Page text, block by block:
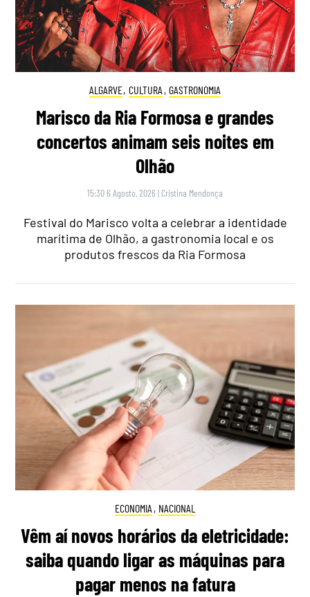
ALGARVE, CULTURA , GASTRONOMIA
Marisco da Ria Formosa e grandes
concertos animam seis noites em
Olhão
15:30 6 Agosto, 2026 | Cristina Mendonça
Festival do Marisco volta a celebrar a identidade
marítima de Olhão, a gastronomia local e os
produtos frescos da Ria Formosa
ECONOMIA , NACIONAL
Vêm aí novos horários da eletricidade:
saiba quando ligar as máquinas para
pagar menos na fatura